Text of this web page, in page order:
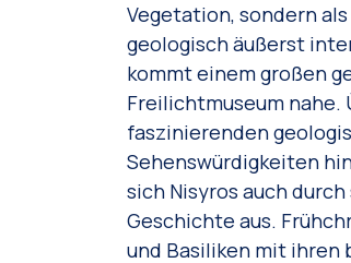
Vegetation, sondern
geologisch äußerst
kommt einem großen
Freilichtmuseum nahe.
faszinierenden
Sehenswürdigkeiten
sich Nisyros auch durch
Geschichte aus.
und Basiliken mit ihren